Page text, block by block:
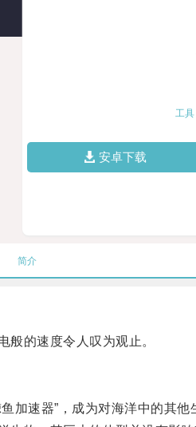
工具
安卓下载
简介
的速度令人叹为观止。
速器”，成为对海洋中的其他